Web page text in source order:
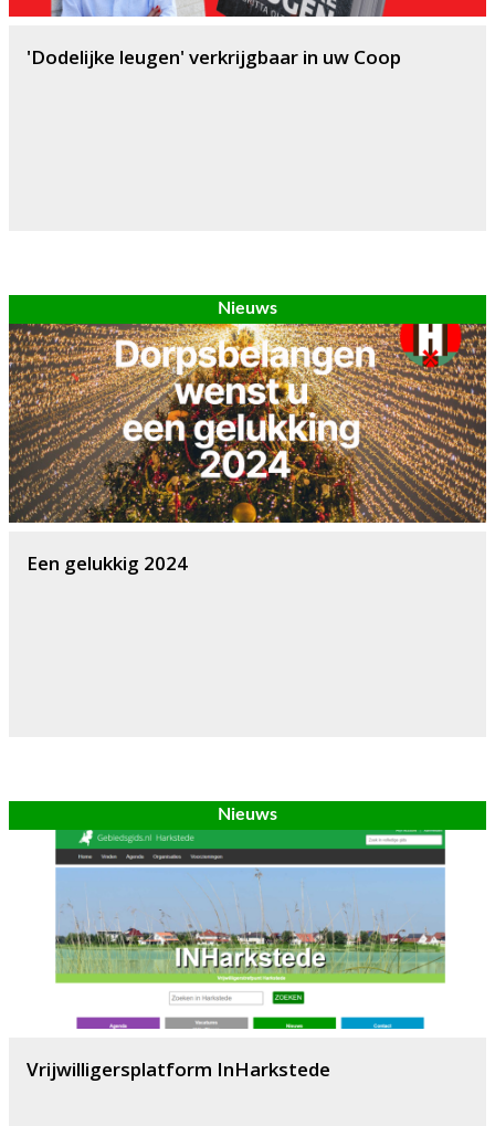
Nieuws
Vrijwilligersplatform InHarkstede
Nieuws
Een gelukkig 2024
'Dodelijke leugen' verkrijgbaar in uw Coop